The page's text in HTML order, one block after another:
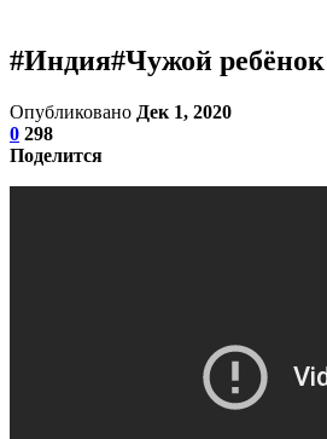
#Индия#Чужой ребёнок
Опубликовано Дек 1, 2020
0 298
Поделится